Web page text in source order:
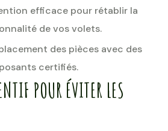
efficace pour rétablir la
de vos volets.
des pièces avec des
certifiés.
POUR ÉVITER LES